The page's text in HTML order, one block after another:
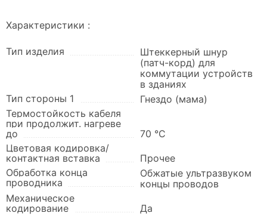
Характеристики :
Тип изделия
Штеккерный шнур
(патч-корд) для
коммутации устройств
в зданиях
Тип стороны 1
Гнездо (мама)
Термостойкость кабеля
при продолжит. нагреве
до
70 °C
Цветовая кодировка/
контактная вставка
Прочее
Обработка конца
проводника
Обжатые ультразвуком
концы проводов
Механическое
кодирование
Да